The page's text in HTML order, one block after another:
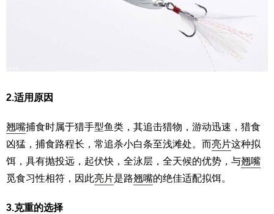
2.适用原因
翘嘴捕食时属于猎手型鱼类，其追击猎物，游动迅速，猎食
凶猛，捕食路程长，常追杀小白条至浅滩处。而亮片这种拟
饵，具有抛投远，起伏快，全泳层，全天候的优势，与翘嘴
觅食习性相符，因此亮片是路翘嘴的绝佳适配拟饵。
3.克重的选择